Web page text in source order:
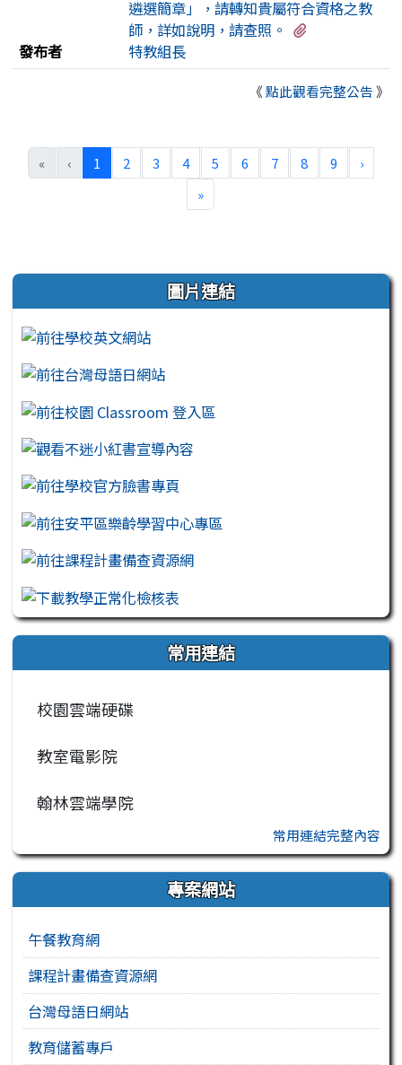
遴選簡章」，請轉知貴屬符合資格之教
師，詳如說明，請查照。
發布者
特教組長
《點此觀看完整公告》
« ‹ 1 (目前頁次)
2 3 4 5 6 7 8 9 ›下一
»最後頁
左邊區域內容 圖片連結
常用連結
校園雲端硬碟
教室電影院
翰林雲端學院
常用連結完整內容
專案網站
午餐教育網
課程計畫備查資源網
台灣母語日網站
教育儲蓄專戶